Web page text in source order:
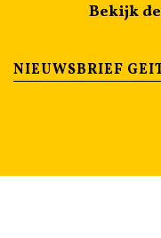
Bekijk
NIEUWSBRIEF